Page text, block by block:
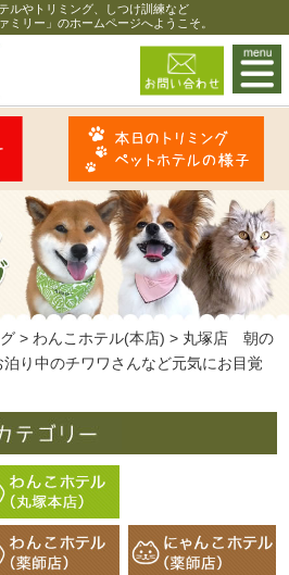
ルやトリミング、しつけ訓練など
ミリー」のホームページへようこそ。
> わんこホテル(本店) > 丸塚店 朝の
り中のチワワさんなど元気にお目覚